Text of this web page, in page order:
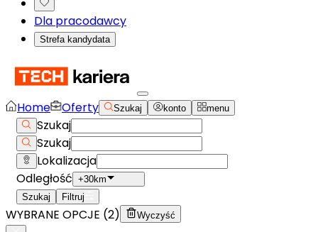
Dla pracodawcy
Strefa kandydata
Home Oferty Szukaj konto menu
Szukaj
Szukaj
Lokalizacja
Odległość +30km
Szukaj
Filtruj
WYBRANE OPCJE (2) Wyczyść